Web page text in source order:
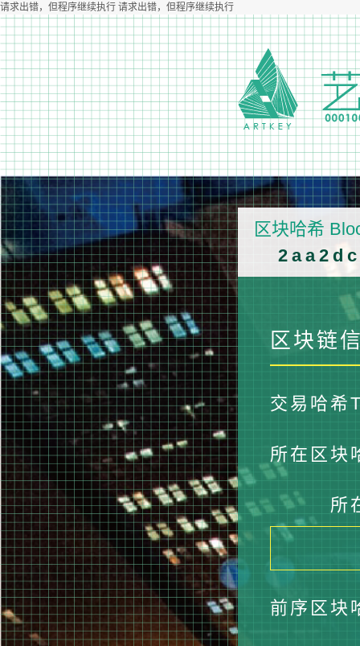
请求出错，但程序继续执行 请求出错，但程序继续执行
区块哈希
区块链
交易哈
所在区
所
前序区